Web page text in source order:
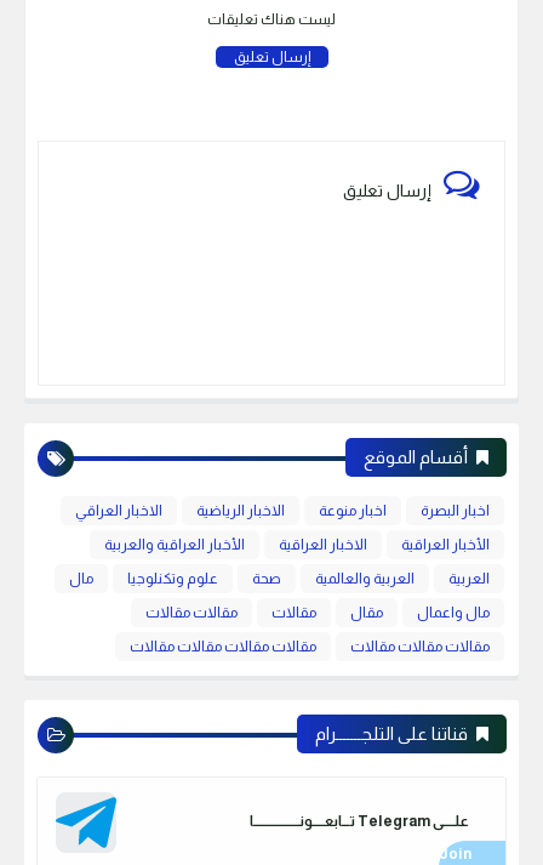
ليست هناك تعليقات
إرسال تعليق
إرسال تعليق
أقسام الموقع
اخبار البصرة اخبار منوعة الاخبار الرياضية
الاخبار العراقي
الأخبار العراقية
الاخبار العراقية
الأخبار العراقية والعربية
العربية
العربية والعالمية صحة علوم وتكنلوجيا
مال
مال واعمال
مقال مقالات
مقالات مقالات
مقالات مقالات مقالات
مقالات مقالات مقالات مقالات
قناتنا على التلجـــــــرام
علـــــى Telegram تـــابعـــــونـــــــــــــــــــا